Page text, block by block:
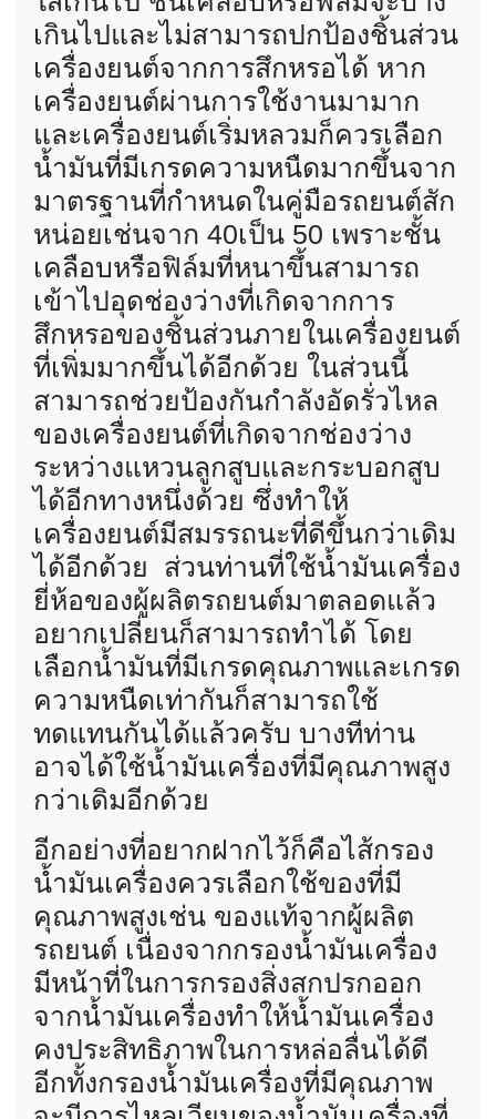
เกินไปและไม่สามารถปกป้องชิ้นส่วน
เครื่องยนต์จากการสึกหรอได้ หาก
เครื่องยนต์ผ่านการใช้งานมามาก
และเครื่องยนต์เริ่มหลวมก็ควรเลือก
น้ำมันที่มีเกรดความหนืดมากขึ้นจาก
มาตรฐานที่กำหนดในคู่มือรถยนต์สัก
หน่อยเช่นจาก 40เป็น 50 เพราะชั้น
เคลือบหรือฟิล์มที่หนาขึ้นสามารถ
เข้าไปอุดช่องว่างที่เกิดจากการ
สึกหรอของชิ้นส่วนภายในเครื่องยนต์
ที่เพิ่มมากขึ้นได้อีกด้วย ในส่วนนี้
สามารถช่วยป้องกันกำลังอัดรั่วไหล
ของเครื่องยนต์ที่เกิดจากช่องว่าง
ระหว่างแหวนลูกสูบและกระบอกสูบ
ได้อีกทางหนึ่งด้วย ซึ่งทำให้
เครื่องยนต์มีสมรรถนะที่ดีขึ้นกว่าเดิม
ได้อีกด้วย ส่วนท่านที่ใช้น้ำมันเครื่อง
ยี่ห้อของผู้ผลิตรถยนต์มาตลอดแล้ว
อยากเปลี่ยนก็สามารถทำได้ โดย
เลือกน้ำมันที่มีเกรดคุณภาพและเกรด
ความหนืดเท่ากันก็สามารถใช้
ทดแทนกันได้แล้วครับ บางทีท่าน
อาจได้ใช้น้ำมันเครื่องที่มีคุณภาพสูง
กว่าเดิมอีกด้วย
อีกอย่างที่อยากฝากไว้ก็คือไส้กรอง
น้ำมันเครื่องควรเลือกใช้ของที่มี
คุณภาพสูงเช่น ของแท้จากผู้ผลิต
รถยนต์ เนื่องจากกรองน้ำมันเครื่อง
มีหน้าที่ในการกรองสิ่งสกปรกออก
จากน้ำมันเครื่องทำให้น้ำมันเครื่อง
คงประสิทธิภาพในการหล่อลื่นได้ดี
อีกทั้งกรองน้ำมันเครื่องที่มีคุณภาพ